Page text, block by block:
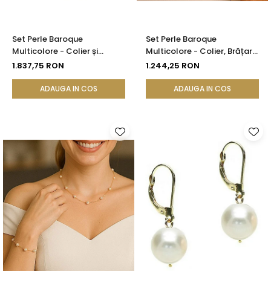
Set Perle Baroque
Multicolore - Colier și
Brățară, Aur Galben 14K |
1.837,75 RON
ADAUGA IN COS
Set Perle Baroque
Multicolore - Colier, Brățară
și Cercei, Argint 925 |
1.244,25 RON
ADAUGA IN COS